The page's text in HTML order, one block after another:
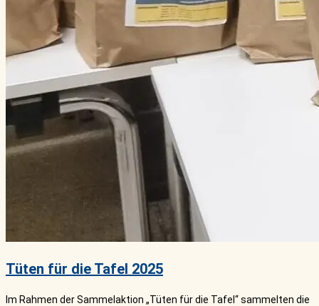
Tüten für die Tafel 2025
Im Rahmen der Sammelaktion „Tüten für die Tafel“ sammelten die